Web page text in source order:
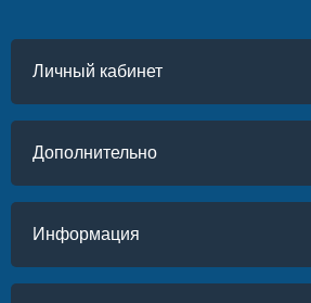
Личный кабинет
Дополнительно
Информация